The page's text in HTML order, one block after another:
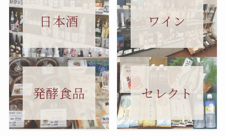
日本酒 ワイン
発酵食品 セレクト